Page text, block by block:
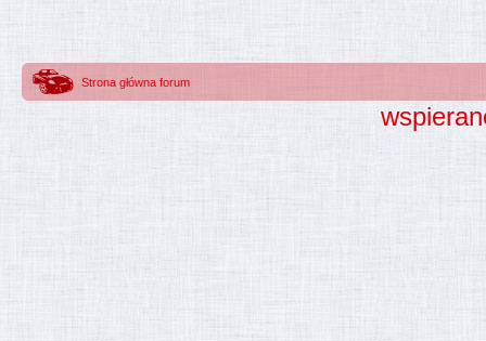
Strona główna forum